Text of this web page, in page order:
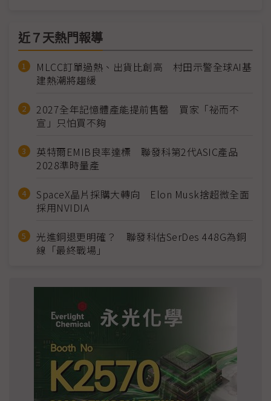
近７天熱門報導
MLCC訂單過熱、出貨比創高 村田示警全球AI基
建熱潮將趨緩
2027全年記憶體產能提前售罄 買家「祕而不
宣」只怕買不夠
英特爾EMIB良率達標 聯發科第2代ASIC產品
2028準時量產
SpaceX晶片採購大轉向 Elon Musk捨超微全面
採用NVIDIA
光進銅退更明確？ 聯發科估SerDes 448G為銅
線「最終戰場」